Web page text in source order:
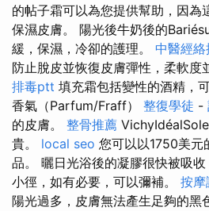
的帖子霜可以為您提供幫助，因為
保濕皮膚。 陽光後牛奶後的
緩，保濕，冷卻的護理。 中醫經
防止脫皮並恢復皮膚彈性，柔軟度
排毒ptt 填充霜包括變性的酒精，
香氣（Parfum/Fraff） 整復學徒 -
的皮膚。 整骨推薦
貴。 local seo 您可以以1750美元
品。 曬日光浴後的凝膠很快被吸
小徑，如有必要，可以彌補。 按摩
陽光過多，皮膚無法產生足夠的黑